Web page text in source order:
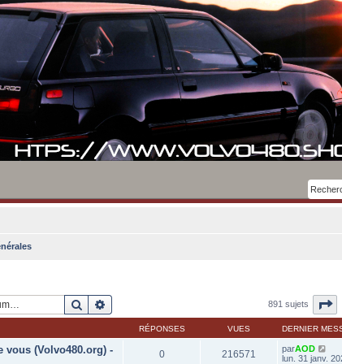
Rechercher 891 sujets
RÉPONSES VUES DERNIER
vous (Volvo480.org) -
0 216571 parAOD
lun. 31 janv.